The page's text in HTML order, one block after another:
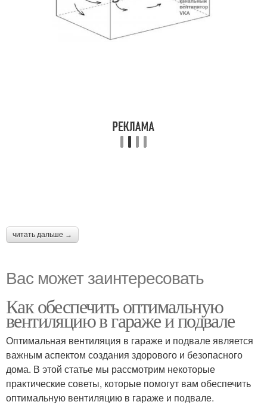
читать дальше →
Вас может заинтересовать
Как обеспечить оптимальную
вентиляцию в гараже и подвале
Оптимальная вентиляция в гараже и подвале является
важным аспектом создания здорового и безопасного
дома. В этой статье мы рассмотрим некоторые
практические советы, которые помогут вам обеспечить
оптимальную вентиляцию в гараже и подвале.